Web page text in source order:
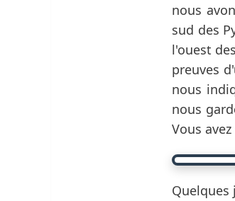
nous
sud des
l'ouest
preuves
nous
nous
Vous
Quelques